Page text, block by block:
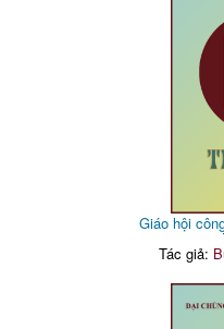
Giáo hội
Tác giả: